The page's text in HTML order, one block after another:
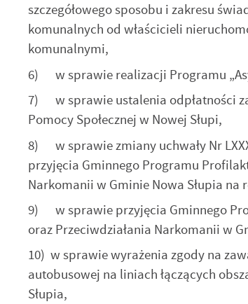
szczegółowego sposobu i zakresu
komunalnych od właścicieli
komunalnymi,
6) w sprawie realizacji Programu
7) w sprawie ustalenia odpłatności za
Pomocy Społecznej w Nowej Słupi,
8) w sprawie zmiany uchwały Nr
przyjęcia Gminnego Programu
Narkomanii w Gminie Nowa Słupia na
9) w sprawie przyjęcia Gminnego
oraz Przeciwdziałania Narkomanii w
10) w sprawie wyrażenia zgody na
autobusowej na liniach łączących
Słupia,